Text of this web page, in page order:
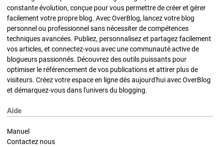
constante évolution, conçue pour vous permettre de créer et gérer
facilement votre propre blog. Avec OverBlog, lancez votre blog
personnel ou professionnel sans nécessiter de compétences
techniques avancées. Publiez, personnalisez et partagez facilement
vos articles, et connectez-vous avec une communauté active de
blogueurs passionnés. Découvrez des outils puissants pour
optimiser le référencement de vos publications et attirer plus de
visiteurs. Créez votre espace en ligne dès aujourd'hui avec OverBlog
et démarquez-vous dans l'univers du blogging.
Aide
Manuel
Contactez nous